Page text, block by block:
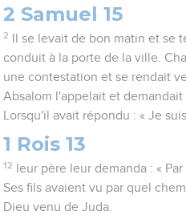
2 Samuel 15
2
Il se levait de bon matin et se
conduit à la porte de la ville.
une contestation et se rendait
Absalom l'appelait et
Lorsqu'il avait répondu : « Je
1 Rois 13
12
leur père leur demanda : «
Ses fils avaient vu par quel
Dieu venu de Juda.